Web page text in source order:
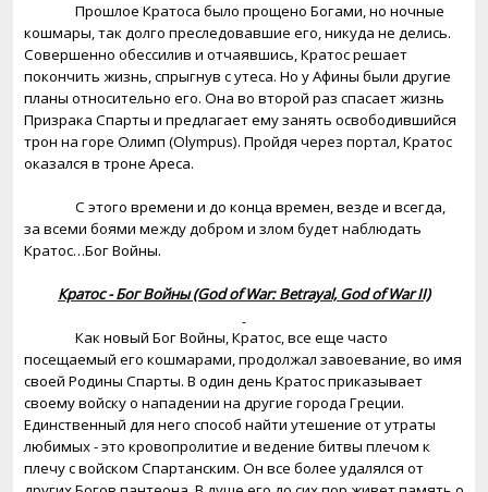
Прошлое Кратоса было прощено Богами, но ночные
кошмары, так долго преследовавшие его, никуда не делись.
Совершенно обессилив и отчаявшись, Кратос решает
покончить жизнь, спрыгнув с утеса. Но у Афины были другие
планы относительно его. Она во второй раз спасает жизнь
Призрака Спарты и предлагает ему занять освободившийся
трон на горе Олимп (Olympus). Пройдя через портал, Кратос
оказался в троне Ареса.
С этого времени и до конца времен, везде и всегда,
за всеми боями между добром и злом будет наблюдать
Кратос…Бог Войны.
Кратос-Бог Войны(God of War: Betrayal, God of War II)
Как новый Бог Войны, Кратос, все еще часто
посещаемый его кошмарами, продолжал завоевание, во имя
своей Родины Спарты. В один день Кратос приказывает
своему войску о нападении на другие города Греции.
Единственный для него способ найти утешение от утраты
любимых - это кровопролитие и ведение битвы плечом к
плечу с войском Спартанским. Он все более удалялся от